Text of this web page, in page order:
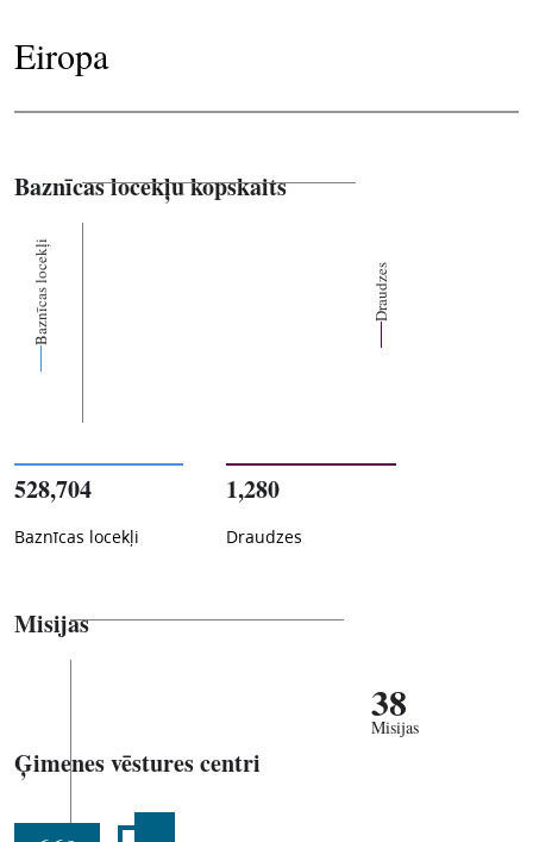
Eiropa
Baznīcas locekļu kopskaits
Baznīcas locekļi Draudzes
528,704
Baznīcas locekļi
1,280
Draudzes
Misijas
38
Misijas
Ģimenes vēstures centri